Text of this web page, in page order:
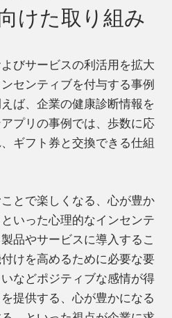
けた取り組み
びサービスの利活用を拡大
センティブを付与する事例
ば、企業の健康診断情報を
プリの事例では、歩数に応
ギフト券と交換できる仕組
とで楽しくなる、心が豊か
いった心理的なインセンテ
品やサービスに導入するこ
けを高めるために必要な要
などポジティブな感情が得
提供する、心が豊かになる